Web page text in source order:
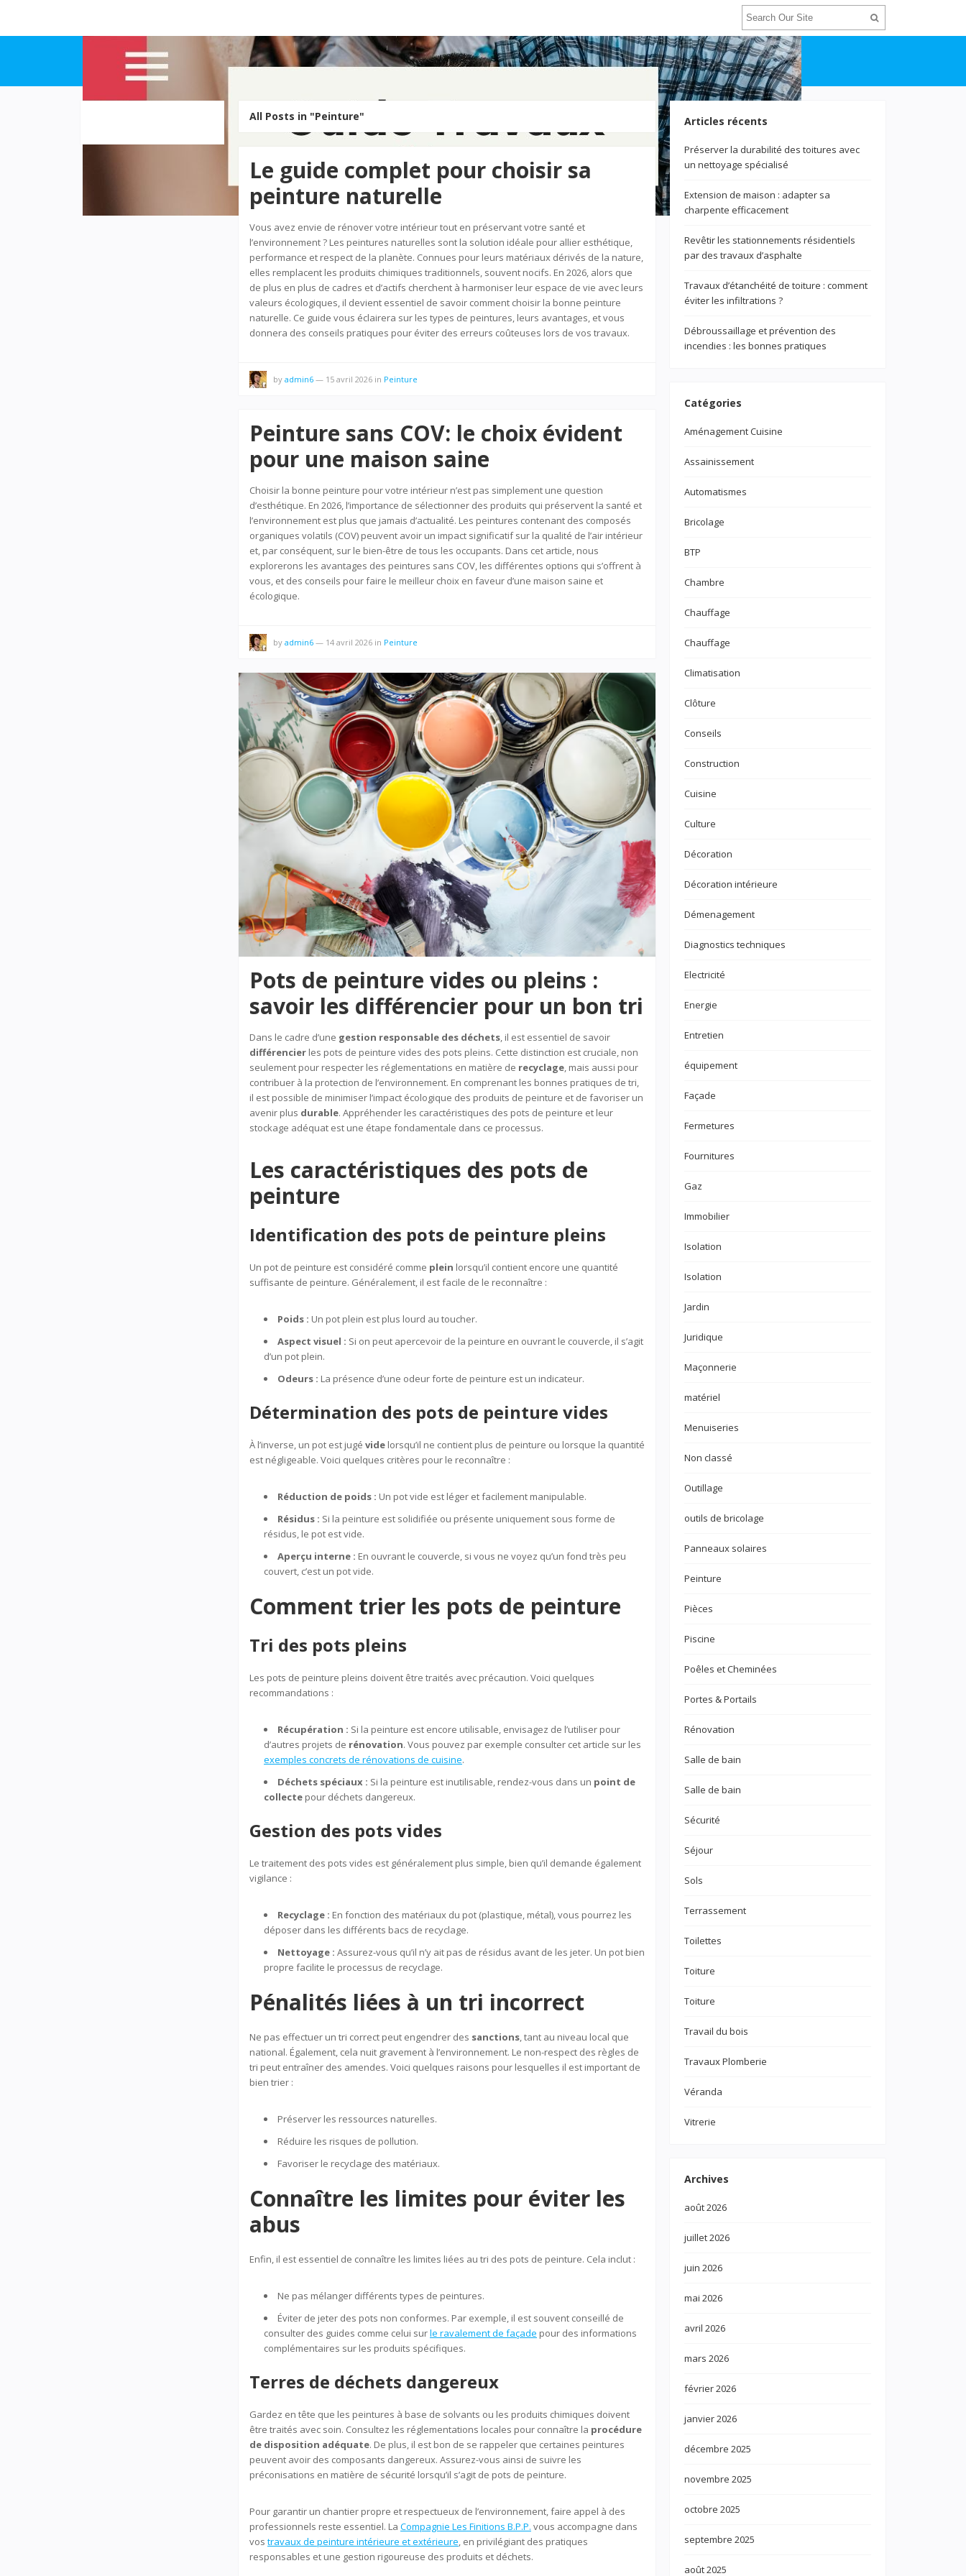
All Posts in "Peinture"
Le guide complet pour choisir sa
peinture naturelle
Vous avez envie de rénover votre intérieur tout en préservant votre santé et
l’environnement ? Les peintures naturelles sont la solution idéale pour allier esthétique,
performance et respect de la planète. Connues pour leurs matériaux dérivés de la nature,
elles remplacent les produits chimiques traditionnels, souvent nocifs. En 2026, alors que
de plus en plus de cadres et d’actifs cherchent à harmoniser leur espace de vie avec leurs
valeurs écologiques, il devient essentiel de savoir comment choisir la bonne peinture
naturelle. Ce guide vous éclairera sur les types de peintures, leurs avantages, et vous
donnera des conseils pratiques pour éviter des erreurs coûteuses lors de vos travaux.
by admin6 — 15 avril 2026 in Peinture
Peinture sans COV: le choix évident
pour une maison saine
Choisir la bonne peinture pour votre intérieur n’est pas simplement une question
d’esthétique. En 2026, l’importance de sélectionner des produits qui préservent la santé et
l’environnement est plus que jamais d’actualité. Les peintures contenant des composés
organiques volatils (COV) peuvent avoir un impact significatif sur la qualité de l’air intérieur
et, par conséquent, sur le bien-être de tous les occupants. Dans cet article, nous
explorerons les avantages des peintures sans COV, les différentes options qui s’offrent à
vous, et des conseils pour faire le meilleur choix en faveur d’une maison saine et
écologique.
by admin6 — 14 avril 2026 in Peinture
Pots de peinture vides ou pleins :
savoir les différencier pour un bon tri
Dans le cadre d’une gestion responsable des déchets, il est essentiel de savoir
différencier les pots de peinture vides des pots pleins. Cette distinction est cruciale, non
seulement pour respecter les réglementations en matière de recyclage, mais aussi pour
contribuer à la protection de l’environnement. En comprenant les bonnes pratiques de tri,
il est possible de minimiser l’impact écologique des produits de peinture et de favoriser un
avenir plus durable. Appréhender les caractéristiques des pots de peinture et leur
stockage adéquat est une étape fondamentale dans ce processus.
Les caractéristiques des pots de
peinture
Identification des pots de peinture pleins
Un pot de peinture est considéré comme plein lorsqu’il contient encore une quantité
suffisante de peinture. Généralement, il est facile de le reconnaître :
Poids : Un pot plein est plus lourd au toucher.
Aspect visuel : Si on peut apercevoir de la peinture en ouvrant le couvercle, il s’agit
d’un pot plein.
Odeurs : La présence d’une odeur forte de peinture est un indicateur.
Détermination des pots de peinture vides
À l’inverse, un pot est jugé vide lorsqu’il ne contient plus de peinture ou lorsque la quantité
est négligeable. Voici quelques critères pour le reconnaître :
Réduction de poids : Un pot vide est léger et facilement manipulable.
Résidus : Si la peinture est solidifiée ou présente uniquement sous forme de
résidus, le pot est vide.
Aperçu interne : En ouvrant le couvercle, si vous ne voyez qu’un fond très peu
couvert, c’est un pot vide.
Comment trier les pots de peinture
Tri des pots pleins
Les pots de peinture pleins doivent être traités avec précaution. Voici quelques
recommandations :
Récupération : Si la peinture est encore utilisable, envisagez de l’utiliser pour
d’autres projets de rénovation. Vous pouvez par exemple consulter cet article sur les
exemples concrets de rénovations de cuisine.
Déchets spéciaux : Si la peinture est inutilisable, rendez-vous dans un point de
collecte pour déchets dangereux.
Gestion des pots vides
Le traitement des pots vides est généralement plus simple, bien qu’il demande également
vigilance :
Recyclage : En fonction des matériaux du pot (plastique, métal), vous pourrez les
déposer dans les différents bacs de recyclage.
Nettoyage : Assurez-vous qu’il n’y ait pas de résidus avant de les jeter. Un pot bien
propre facilite le processus de recyclage.
Pénalités liées à un tri incorrect
Ne pas effectuer un tri correct peut engendrer des sanctions, tant au niveau local que
national. Également, cela nuit gravement à l’environnement. Le non-respect des règles de
tri peut entraîner des amendes. Voici quelques raisons pour lesquelles il est important de
bien trier :
Préserver les ressources naturelles.
Réduire les risques de pollution.
Favoriser le recyclage des matériaux.
Connaître les limites pour éviter les
abus
Enfin, il est essentiel de connaître les limites liées au tri des pots de peinture. Cela inclut :
Ne pas mélanger différents types de peintures.
Éviter de jeter des pots non conformes. Par exemple, il est souvent conseillé de
consulter des guides comme celui surle ravalement de façade pour des informations
complémentaires sur les produits spécifiques.
Terres de déchets dangereux
Gardez en tête que les peintures à base de solvants ou les produits chimiques doivent
être traités avec soin. Consultez les réglementations locales pour connaître la procédure
de disposition adéquate. De plus, il est bon de se rappeler que certaines peintures
peuvent avoir des composants dangereux. Assurez-vous ainsi de suivre les
préconisations en matière de sécurité lorsqu’il s’agit de pots de peinture.
Pour garantir un chantier propre et respectueux de l’environnement, faire appel à des
professionnels reste essentiel. La Compagnie Les Finitions B.P.P. vous accompagne dans
vos travaux de peinture intérieure et extérieure, en privilégiant des pratiques
responsables et une gestion rigoureuse des produits et déchets.
Articles récents
Préserver la durabilité des toitures avec
un nettoyage spécialisé
Extension de maison : adapter sa
charpente efficacement
Revêtir les stationnements résidentiels
par des travaux d’asphalte
Travaux d’étanchéité de toiture : comment
éviter les infiltrations ?
Débroussaillage et prévention des
incendies : les bonnes pratiques
Catégories
Aménagement Cuisine
Assainissement
Automatismes
Bricolage
BTP
Chambre
Chauffage
Chauffage
Climatisation
Clôture
Conseils
Construction
Cuisine
Culture
Décoration
Décoration intérieure
Démenagement
Diagnostics techniques
Electricité
Energie
Entretien
équipement
Façade
Fermetures
Fournitures
Gaz
Immobilier
Isolation
Isolation
Jardin
Juridique
Maçonnerie
matériel
Menuiseries
Non classé
Outillage
outils de bricolage
Panneaux solaires
Peinture
Pièces
Piscine
Poêles et Cheminées
Portes & Portails
Rénovation
Salle de bain
Salle de bain
Sécurité
Séjour
Sols
Terrassement
Toilettes
Toiture
Toiture
Travail du bois
Travaux Plomberie
Véranda
Vitrerie
Archives
août 2026
juillet 2026
juin 2026
mai 2026
avril 2026
mars 2026
février 2026
janvier 2026
décembre 2025
novembre 2025
octobre 2025
septembre 2025
août 2025